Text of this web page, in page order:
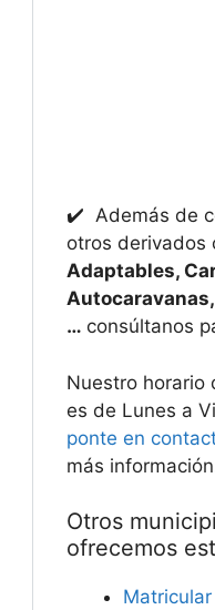
✔️ Además de
otros derivados
Adaptables,
… consúltanos
Nuestro horario
es de Lunes a
ponte en
más
Otros
ofrecemos